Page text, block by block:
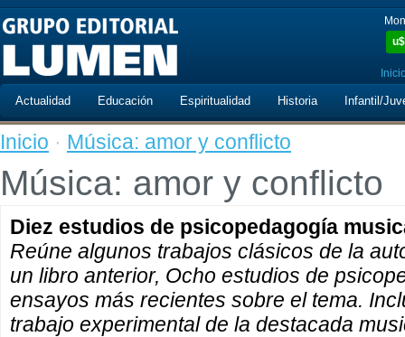
u$
Actualidad Educación Espiritualidad Historia Infantil/
Inicio · Música: amor y conflicto
Música: amor y conflicto
Diez estudios de psicopedagogía
Reúne algunos trabajos clásicos de la
un libro anterior, Ocho estudios de
ensayos más recientes sobre el tema.
trabajo experimental de la destacada